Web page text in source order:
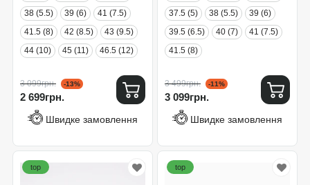
38 (5.5)
39 (6)
41 (7.5)
41.5 (8)
42 (8.5)
43 (9.5)
44 (10)
45 (11) 46.5 (12)
3 099грн. -13%
2 699грн.
Швидке замовлення
37.5 (5)
38 (5.5)
39 (6)
39.5 (6.5)
40 (7)
41 (7.5)
41.5 (8)
3 499грн. -11%
3 099грн.
Швидке замовлення
top top